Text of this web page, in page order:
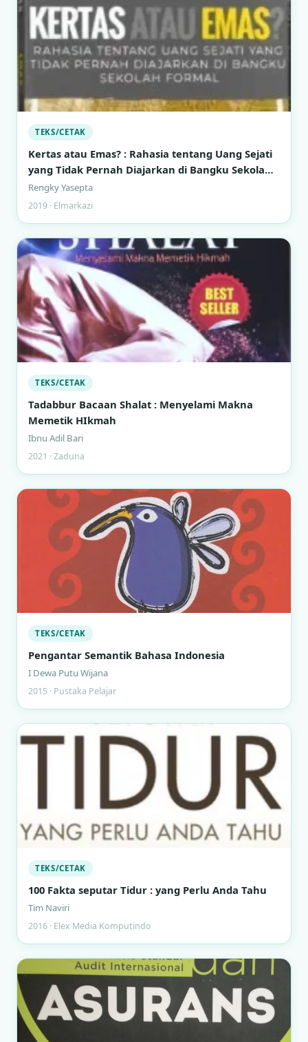
TEKS/CETAK
Kertas atau Emas? : Rahasia tentang Uang Sejati
yang Tidak Pernah Diajarkan di Bangku Sekolah
Formal
Rengky Yasepta
2019 · Elmarkazi
TEKS/CETAK
Tadabbur Bacaan Shalat : Menyelami Makna
Memetik HIkmah
Ibnu Adil Bari
2021 · Zaduna
TEKS/CETAK
Pengantar Semantik Bahasa Indonesia
I Dewa Putu Wijana
2015 · Pustaka Pelajar
TEKS/CETAK
100 Fakta seputar Tidur : yang Perlu Anda Tahu
Tim Naviri
2016 · Elex Media Komputindo